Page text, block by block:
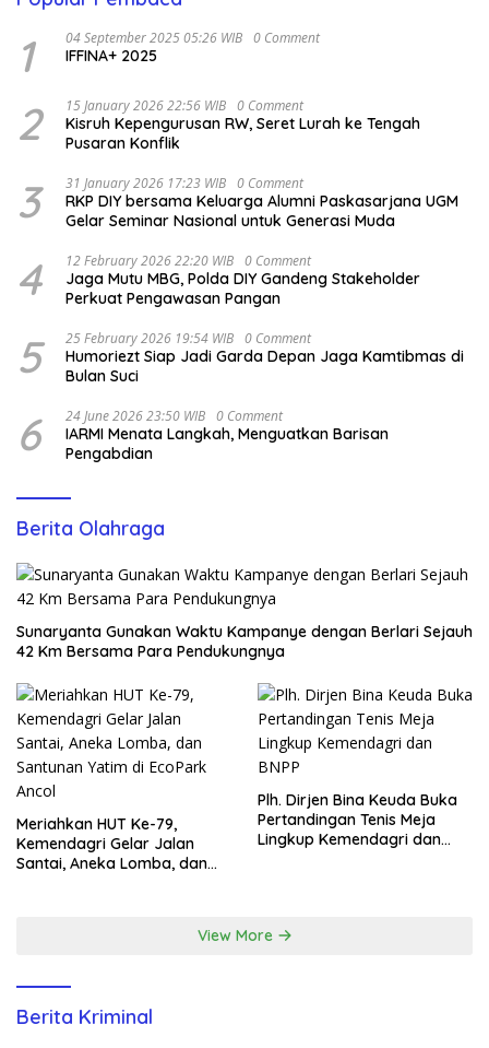
1 04 September 2025 05:26 WIB 0 Comment
IFFINA+ 2025
2 15 January 2026 22:56 WIB 0 Comment
Kisruh Kepengurusan RW, Seret Lurah ke Tengah
Pusaran Konflik
3 31 January 2026 17:23 WIB 0 Comment
RKP DIY bersama Keluarga Alumni Paskasarjana UGM
Gelar Seminar Nasional untuk Generasi Muda
4 12 February 2026 22:20 WIB 0 Comment
Jaga Mutu MBG, Polda DIY Gandeng Stakeholder
Perkuat Pengawasan Pangan
5 25 February 2026 19:54 WIB 0 Comment
Humoriezt Siap Jadi Garda Depan Jaga Kamtibmas di
Bulan Suci
6 24 June 2026 23:50 WIB 0 Comment
IARMI Menata Langkah, Menguatkan Barisan
Pengabdian
Berita Olahraga
Sunaryanta Gunakan Waktu Kampanye dengan Berlari Sejauh
42 Km Bersama Para Pendukungnya
Meriahkan HUT Ke-79,
Kemendagri Gelar Jalan
Santai, Aneka Lomba, dan
Plh. Dirjen Bina Keuda Buka
Pertandingan Tenis Meja
Lingkup Kemendagri dan
View More
Berita Kriminal